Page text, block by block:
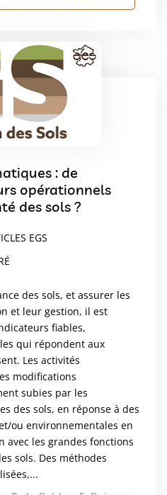
: de
opérationnels
des sols ?
EGS
des sols, et assurer les
et leur gestion, il est
fiables,
qui répondent aux
Les activités
modifications
subies par les
des sols, en réponse à des
ou environnementales en
avec les grandes fonctions
sols. Des méthodes